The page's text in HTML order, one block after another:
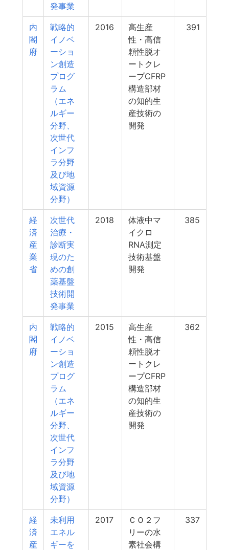
発事業
内
閣
府
戦略的
イノベ
ーショ
ン創造
プログ
ラム
（エネ
ルギー
分野、
次世代
インフ
ラ分野
及び地
域資源
分野）
2016
高生産
性・高信
頼性脱オ
ートクレ
ープCFRP
構造部材
の知的生
産技術の
開発
391
経
済
産
業
省
次世代
治療・
診断実
現のた
めの創
薬基盤
技術開
発事業
2018
体液中マ
イクロ
RNA測定
技術基盤
開発
385
内
閣
府
戦略的
イノベ
ーショ
ン創造
プログ
ラム
（エネ
ルギー
分野、
次世代
インフ
ラ分野
及び地
域資源
分野）
2015
高生産
性・高信
頼性脱オ
ートクレ
ープCFRP
構造部材
の知的生
産技術の
開発
362
経
済
産
未利用
エネル
ギーを
2017
ＣＯ２フ
リーの水
素社会構
337